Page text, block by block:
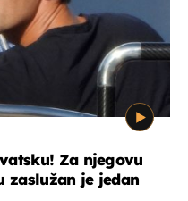
Za njegovu
zaslužan je jedan